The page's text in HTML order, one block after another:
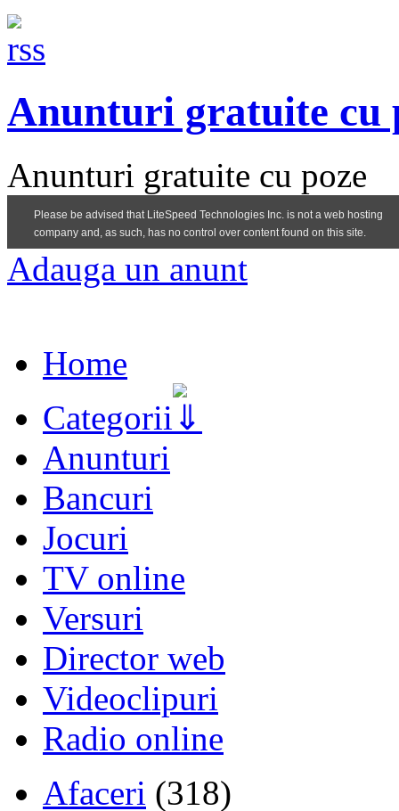
Anunturi gratuite cu
Anunturi gratuite cu poze
Adauga un anunt
Home
Categorii
Anunturi
Bancuri
Jocuri
TV online
Versuri
Director web
Videoclipuri
Radio online
Afaceri (318)